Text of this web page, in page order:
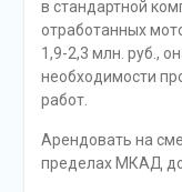
в стандартной
отработанных
1,9-2,3 млн. руб.,
необходимости
работ.
Арендовать на
пределах МКАД